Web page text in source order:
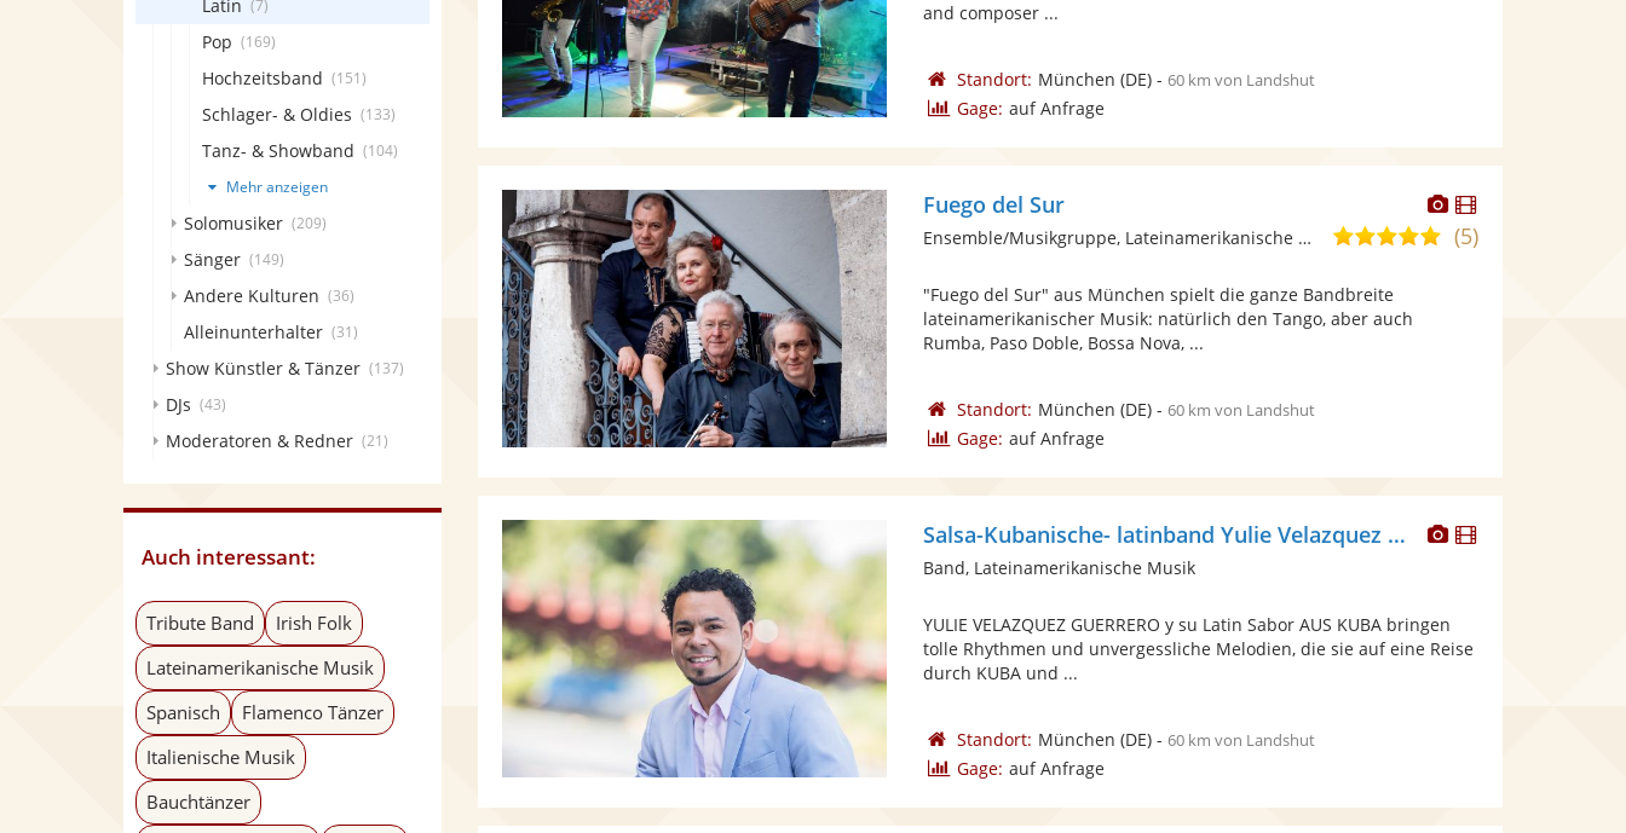
and composer ...
Standort: München (DE)- 60 km von Landshut
Gage: auf Anfrage
Dieser
Künstler
stellt
Dieser
Künstler
Fuego del Sur
4,9(5)
Ensemble/Musikgruppe, Lateinamerikanische Musik
"Fuego del Sur" aus München spielt die ganze Bandbreite
lateinamerikanischer Musik: natürlich den Tango, aber auch
Rumba, Paso Doble, Bossa Nova, ...
Standort: München (DE)- 60 km von Landshut
Gage: auf Anfrage
Dieser
bereit.
Dieser
Salsa-Kubanische- latinband Yulie Velazquez G y Latin Sabor
Band, Lateinamerikanische Musik
YULIE VELAZQUEZ GUERRERO y su Latin Sabor AUS KUBA bringen
tolle Rhythmen und unvergessliche Melodien, die sie auf eine Reise
durch KUBA und ...
Standort: München (DE)- 60 km von Landshut
Gage: auf Anfrage
Latin (7)
Pop (169)
Hochzeitsband (151)
Schlager- & Oldies (133)
Tanz- & Showband (104)
Mehr anzeigen
Solomusiker (209)
Sänger (149)
Andere Kulturen (36)
Alleinunterhalter (31)
Show Künstler & Tänzer (137)
DJs (43)
Moderatoren & Redner (21)
Auch interessant:
Tribute Band
Irish Folk
Lateinamerikanische Musik
Spanisch
Flamenco Tänzer
Italienische Musik
Bauchtänzer